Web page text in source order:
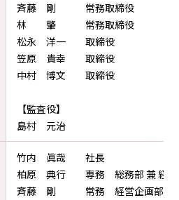
斉藤 剛 常務取締役
林 肇 常務取締役
松永 洋一 取締役
笠原 貴幸 取締役
中村 博文 取締役
【監査役】
島村 元治
竹内 眞哉 社長
柏原 典行 専務 総務部 兼 経理
斉藤 剛 常務 経営企画部 兼